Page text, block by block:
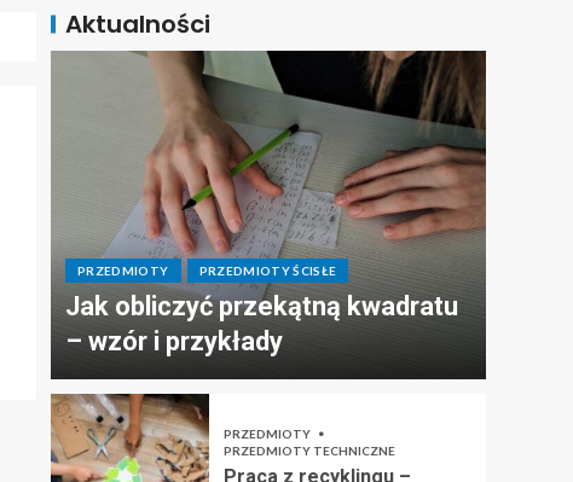
Aktualności
PRZEDMIOTY PRZEDMIOTY ŚCISŁE
Jak obliczyć przekątną kwadratu
– wzór i przykłady
PRZEDMIOTY
PRZEDMIOTY TECHNICZNE
Praca z recyklingu –